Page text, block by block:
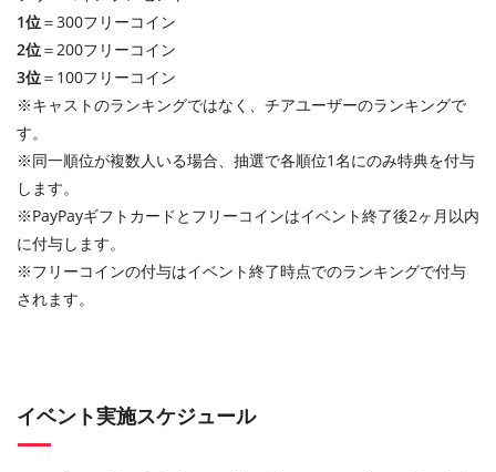
1位＝300フリーコイン
2位＝200フリーコイン
3位＝100フリーコイン
※キャストのランキングではなく、チアユーザーのランキングで
す。
※同一順位が複数人いる場合、抽選で各順位1名にのみ特典を付与
します。
※PayPayギフトカードとフリーコインはイベント終了後2ヶ月以内
に付与します。
※フリーコインの付与はイベント終了時点でのランキングで付与
されます。
イベント実施スケジュール